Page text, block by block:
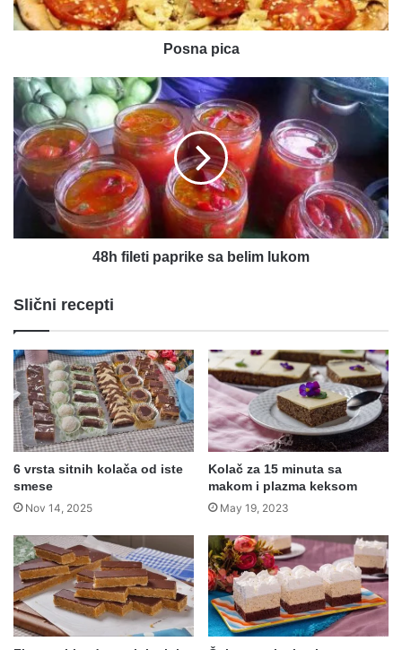
Posna pica
48h
fileti
paprike
sa
belim
lukom
48h fileti paprike sa belim lukom
Slični recepti
6 vrsta sitnih kolača od iste
smese
Nov 14, 2025
Kolač za 15 minuta sa
makom i plazma keksom
May 19, 2023